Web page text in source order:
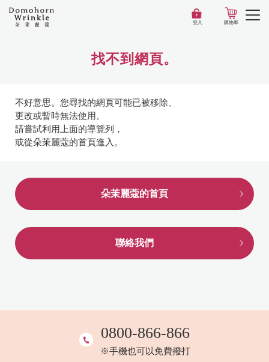
登入 購物車
找不到網頁。
不好意思。您尋找的網頁可能已被移除、
更改或暫時無法使用。
請嘗試利用上面的導覽列，
或從朵茉麗蔻的首頁進入。
朵茉麗蔻的首頁
聯絡我們
0800-866-866
※手機也可以免費撥打